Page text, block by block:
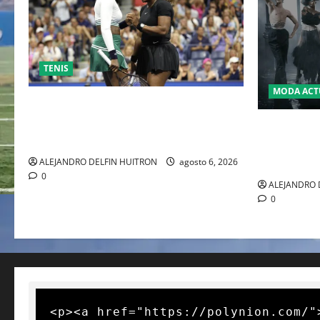
TENIS
ALEJANDRO DELFIN HUITRON
agosto 6, 2026
0
MODA
ALEJANDRO
0
<p><a href="https://polynion.com/